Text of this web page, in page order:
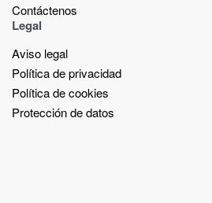
Contáctenos
Legal
Aviso legal
Política de privacidad
Política de cookies
Protección de datos